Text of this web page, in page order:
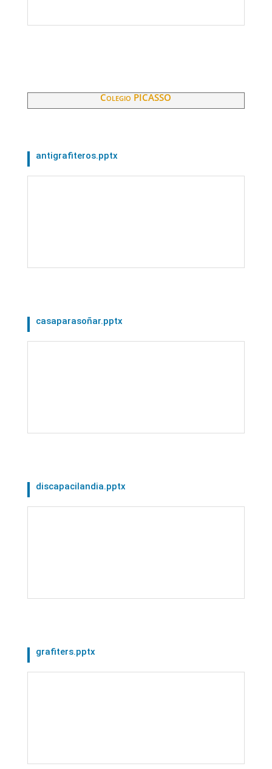
Colegio PICASSO
antigrafiteros.pptx
casaparasoñar.pptx
discapacilandia.pptx
grafiters.pptx